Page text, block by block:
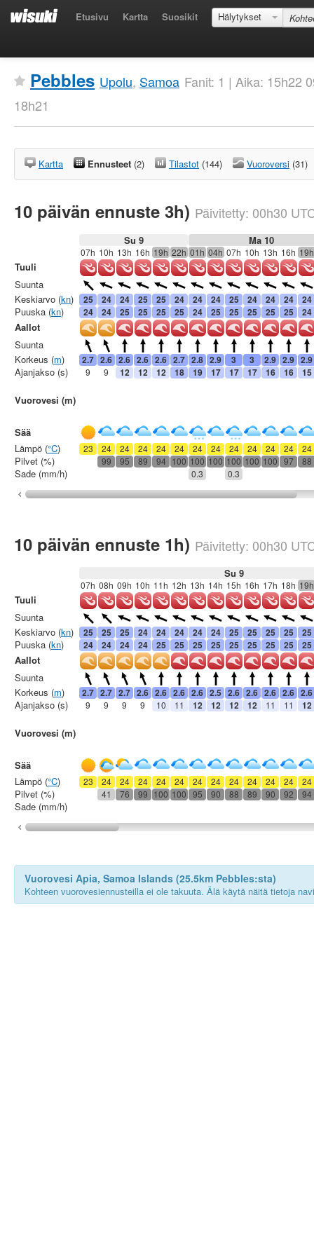
Etusivu Kartta Suosikit Hälytykset
Pebbles Upolu, Samoa Fanit: 1 | Aika: 15h22
18h21
Kartta Ennusteet (2) Tilastot (144) Vuoroversi (31)
10 päivän ennuste 3h) Päivitetty: 00h30
Su 9 Ma 10
07h 10h 13h 16h 19h 22h 01h 04h 07h 10h 13h 16h 19h
25 24 24 25 25 24 24 24 25 24 24 24
24
24
24 25 25 25 25 24 25 25 25 25 25 24
2.7 2.6 2.6 2.6 2.6 2.7 2.8 2.9 3 3 2.9 2.9 2.9
9 9 12 12 12 18 19 17 17 17 16 16 15
23 24 24 24 24 24 24 24 24 24 24 24
24
99
95 89 94 100 100 100 100 100 100 97
88
0.3
0.3
Tuuli
Suunta
Keskiarvo (kn)
Puuska (kn)
Aallot
Suunta
Korkeus (m)
Ajanjakso (s)
Vuorovesi (m)
Sää
Lämpö (°C)
Pilvet (%)
Sade (mm/h)
10 päivän ennuste 1h) Päivitetty: 00h30
Su 9
07h 08h 09h 10h 11h 12h 13h 14h 15h 16h 17h 18h 19h
25 25 25 24 24 24 24 24 25 25 25 25
25
24
24 24 24 25 25 25 25 25 25 25 25 25
2.7 2.7 2.7 2.6 2.6 2.6 2.6 2.5 2.6 2.6 2.6 2.6 2.6
9 9 9 9 10 11 12 12 12 12 11 11 12
23 24 24 24 24 24 24 24 24 24 24 24
24
41
76 99 100 100 95 90 88 89 90 92 94
Tuuli
Suunta
Keskiarvo (kn)
Puuska (kn)
Aallot
Suunta
Korkeus (m)
Ajanjakso (s)
Vuorovesi (m)
Sää
Lämpö (°C)
Pilvet (%)
Sade (mm/h)
Vuorovesi Apia, Samoa Islands (25.5km Pebbles:sta)
Kohteen vuorovesiennusteilla ei ole takuuta. Älä käytä näitä tietoja